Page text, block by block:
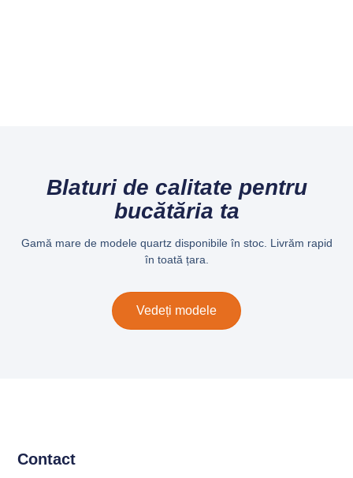
Blaturi de calitate pentru
bucătăria ta
Gamă mare de modele quartz disponibile în stoc. Livrăm rapid
în toată țara.
Vedeți modele
Contact